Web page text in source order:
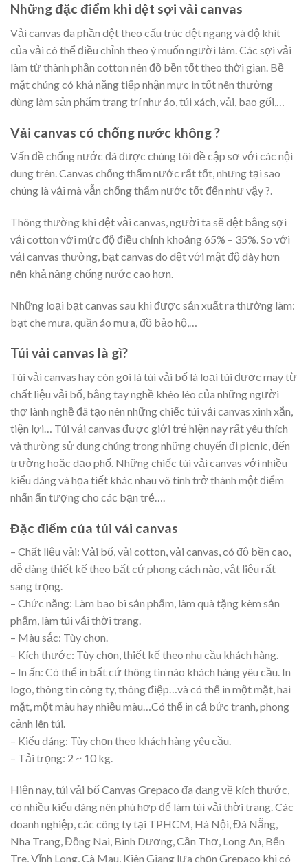
Những đặc điểm khi dệt sợi vải canvas
Vải canvas đa phần dệt theo cấu trúc dệt ngang và độ khít
của vải có thể điều chỉnh theo ý muốn người làm. Các sợi vải
làm từ thành phần cotton nên đồ bền tốt theo thời gian. Bề
mặt chúng có khả năng tiếp nhận mực in tốt nên thường
dùng làm sản phẩm trang trí như áo, túi xách, vải, bao gối,…
Vải canvas có chống nước không ?
Vấn đề chống nước đã được chúng tôi đề cập sơ với các nội
dung trên. Canvas chống thấm nước rất tốt, nhưng tại sao
chúng là vải mà vẫn chống thấm nước tốt đến như vậy ?.
Thông thường khi dệt vải canvas, người ta sẽ dệt bằng sợi
vải cotton với mức độ điều chỉnh khoảng 65% – 35%. So với
vải canvas thường, bạt canvas do dệt với mật độ dày hơn
nên khả năng chống nước cao hơn.
Những loại bạt canvas sau khi được sản xuất ra thường làm:
bạt che mưa, quần áo mưa, đồ bảo hộ,…
Túi vải canvas là gì?
Túi vải canvas hay còn gọi là túi vải bố là loại túi được may từ
chất liệu vải bố, bằng tay nghề khéo léo của những người
thợ lành nghề đã tạo nên những chiếc túi vải canvas xinh xắn,
tiện lợi… Túi vải canvas được giới trẻ hiện nay rất yêu thích
và thường sử dụng chúng trong những chuyến đi picnic, đến
trường hoặc dạo phố. Những chiếc túi vải canvas với nhiều
kiểu dáng và họa tiết khác nhau vô tình trở thành một điểm
nhấn ấn tượng cho các bạn trẻ….
Đặc điểm của túi vải canvas
– Chất liệu vải: Vải bố, vải cotton, vải canvas, có độ bền cao,
dễ dàng thiết kế theo bất cứ phong cách nào, vật liệu rất
sang trọng.
– Chức năng: Làm bao bì sản phẩm, làm quà tặng kèm sản
phẩm, làm túi vải thời trang.
– Màu sắc: Tùy chọn.
– Kích thước: Tùy chọn, thiết kế theo nhu cầu khách hàng.
– In ấn: Có thể in bất cứ thông tin nào khách hàng yêu cầu. In
logo, thông tin công ty, thông điệp…và có thể in một mặt, hai
mặt, một màu hay nhiều màu…Có thể in cả bức tranh, phong
cảnh lên túi.
– Kiểu dáng: Tùy chọn theo khách hàng yêu cầu.
– Tải trọng: 2 ~ 10 kg.
Hiện nay, túi vải bố Canvas Grepaco đa dạng về kích thước,
có nhiều kiểu dáng nên phù hợp để làm túi vải thời trang. Các
doanh nghiệp, các công ty tại TPHCM, Hà Nội, Đà Nẵng,
Nha Trang, Đồng Nai, Bình Dương, Cần Thơ, Long An, Bến
Tre, Vĩnh Long, Cà Mau, Kiên Giang lựa chọn Grepaco khi có